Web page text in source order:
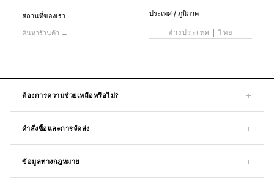
สถานที่ของเรา
ค้นหาร้านค้า →
ประเทศ / ภูมิภาค
ต่างประเทศ |ไทย
ต้องการความช่วยเหลือหรือไม่? +
คำสั่งซื้อและการจัดส่ง +
ข้อมูลทางกฎหมาย +